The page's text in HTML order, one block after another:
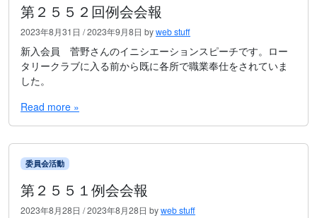
第２５５２回例会会報
2023年8月31日 /2023年9月8日 byweb stuff
新入会員 菅野さんのイニシエーションスピーチです。ロー
タリークラブに入る前から既に各所で職業奉仕をされていま
した。
Read more »
委員会活動
第２５５１例会会報
2023年8月28日 /2023年8月28日 byweb stuff